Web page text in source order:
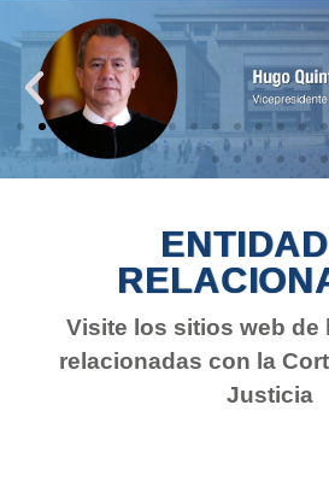
Visite los sitios web de
relacionadas con la
Justicia